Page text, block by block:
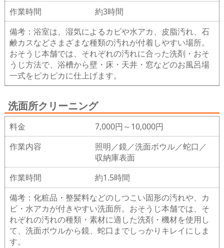
作業時間
約3時間
備考：浴室は、湿気によるカビや水アカ、皮脂汚れ、石
鹸カスなどさまざまな種類の汚れが付着しやすい場所。
おそうじ本舗では、それぞれの汚れに合った洗剤・おそ
うじ方法で、浴槽から壁・床・天井・窓などのお風呂場
一式をピカピカに仕上げます。
洗面所クリーニング
料金
7,000円～10,000円
作業内容
照明／鏡／洗面ボウル／蛇口／
収納庫表面
作業時間
約1.5時間
備考：化粧品・整髪料などのしつこい固形の汚れや、カ
ビ・水アカが付きやすい洗面所。おそうじ本舗では、そ
れぞれの汚れの種類・素材に適した洗剤・機材を使用し
て、洗面ボウルから鏡、蛇口までしっかりキレイにしま
す。